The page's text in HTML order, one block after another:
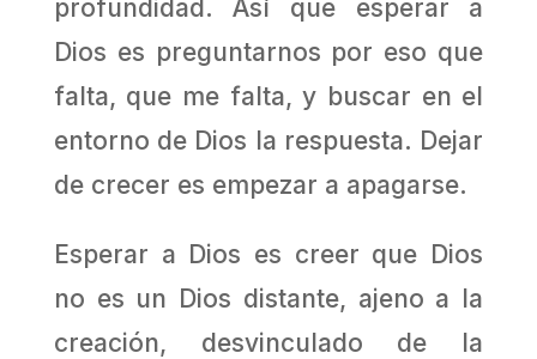
profundidad. Así que esperar a
Dios es preguntarnos por eso que
falta, que me falta, y buscar en el
entorno de Dios la respuesta. Dejar
de crecer es empezar a apagarse.
Esperar a Dios es creer que Dios
no es un Dios distante, ajeno a la
creación, desvinculado de la